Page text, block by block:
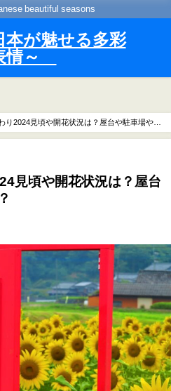
beautiful seasons
本が魅せる多彩
情～
り2024見頃や開花状況は？屋台や駐車場やア
見頃や開花状況は？屋台